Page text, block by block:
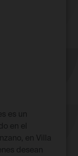
es un
en el
en Villa
desean